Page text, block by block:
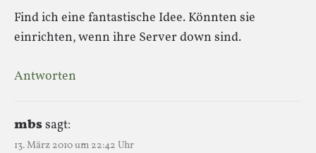
Find ich eine fantastische Idee. Könnten sie
einrichten, wenn ihre Server down sind.
Antworten
mbssagt:
13. März 2010 um 22:42 Uhr